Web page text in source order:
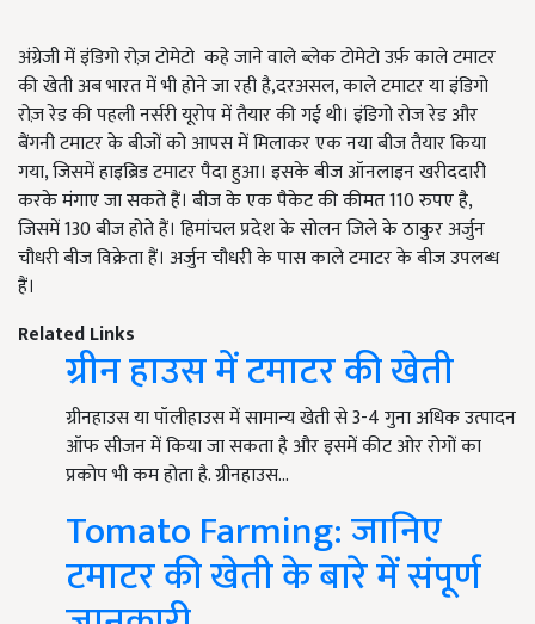
अंग्रेजी में इंडि‍गो रोज़ टोमेटो कहे जाने वाले ब्लेक टोमेटो उर्फ़ काले टमाटर
की खेती अब भारत में भी होने जा रही है,दरअसल, काले टमाटर या इंडिगो
रोज़ रेड की पहली नर्सरी यूरोप में तैयार की गई थी। इंडिगो रोज रेड और
बैंगनी टमाटर के बीजों को आपस में मिलाकर एक नया बीज तैयार किया
गया, जिसमें हाइब्रिड टमाटर पैदा हुआ। इसके बीज ऑनलाइन खरीददारी
करके मंगाए जा सकते हैं। बीज के एक पैकेट की कीमत 110 रुपए है,
जिसमें 130 बीज होते हैं। हिमांचल प्रदेश के सोलन जिले के ठाकुर अर्जुन
चौधरी बीज विक्रेता हैं। अर्जुन चौधरी के पास काले टमाटर के बीज उपलब्ध
हैं।
Related Links
ग्रीन हाउस में टमाटर की खेती
ग्रीनहाउस या पॉलीहाउस में सामान्य खेती से 3-4 गुना अधिक उत्पादन
ऑफ सीजन में किया जा सकता है और इसमें कीट ओर रोगों का
प्रकोप भी कम होता है. ग्रीनहाउस…
Tomato Farming: जानिए
टमाटर की खेती के बारे में संपूर्ण